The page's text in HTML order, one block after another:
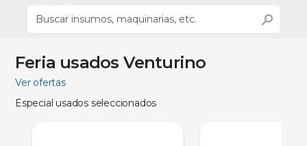
Feria usados Venturino
Ver ofertas
Especial usados seleccionados